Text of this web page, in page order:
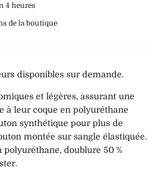
4 heures
de la boutique
disponibles sur demande.
et légères, assurant une
à leur coque en polyuréthane
synthétique pour plus de
montée sur sangle élastiquée.
polyuréthane, doublure 50 %